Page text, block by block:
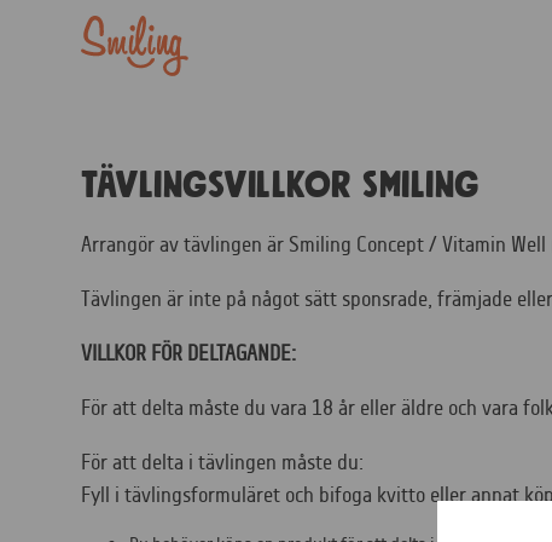
Tävlingsvillkor Smiling
Arrangör av tävlingen är Smiling Concept / Vitamin
Tävlingen är inte på något sätt sponsrade, främjade
VILLKOR FÖR DELTAGANDE:
För att delta måste du vara 18 år eller äldre och vara
För att delta i tävlingen måste du:
Fyll i tävlingsformuläret och bifoga kvitto eller annat